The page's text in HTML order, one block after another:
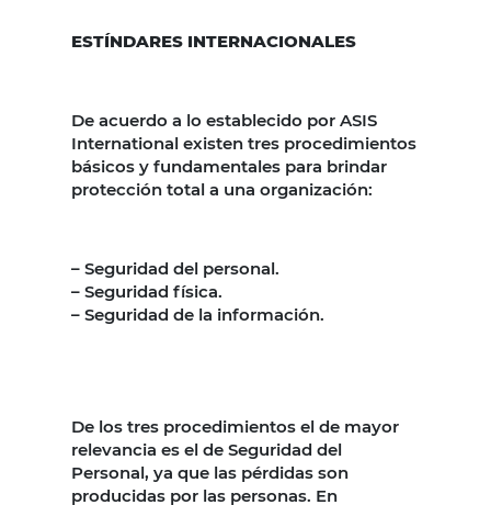
ESTÍNDARES INTERNACIONALES
De acuerdo a lo establecido por ASIS
International existen tres procedimientos
básicos y fundamentales para brindar
protección total a una organización:
– Seguridad del personal.
– Seguridad física.
– Seguridad de la información.
De los tres procedimientos el de mayor
relevancia es el de Seguridad del
Personal, ya que las pérdidas son
producidas por las personas. En